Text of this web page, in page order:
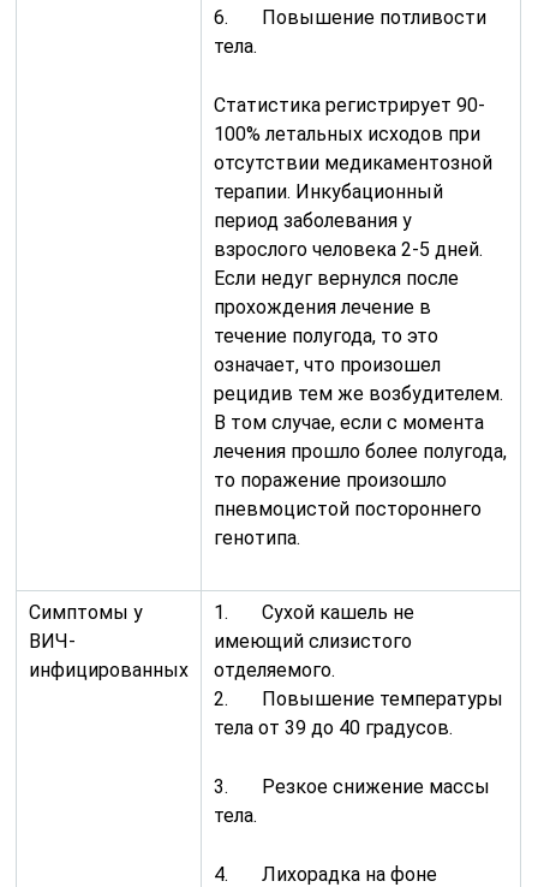
6. Повышение потливости
тела.
Статистика регистрирует 90-
100% летальных исходов при
отсутствии медикаментозной
терапии. Инкубационный
период заболевания у
взрослого человека 2-5 дней.
Если недуг вернулся после
прохождения лечение в
течение полугода, то это
означает, что произошел
рецидив тем же возбудителем.
В том случае, если с момента
лечения прошло более полугода,
то поражение произошло
пневмоцистой постороннего
генотипа.
Симптомы у
ВИЧ-
инфицированных
1. Сухой кашель не
имеющий слизистого
отделяемого.
2. Повышение температуры
тела от 39 до 40 градусов.
3. Резкое снижение массы
тела.
4. Лихорадка на фоне